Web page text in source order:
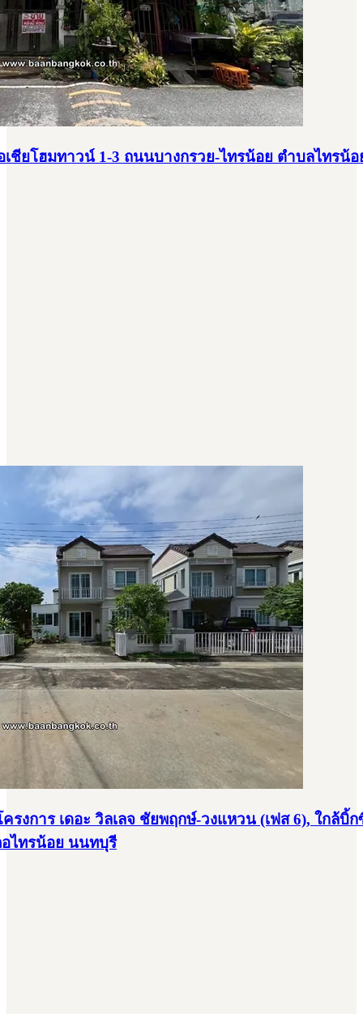
เชียโฮมทาวน์ 1-3 ถนนบางกรวย-ไทรน้อย ตำบลไทรน้
รงการ เดอะ วิลเลจ ชัยพฤกษ์-วงแหวน (เฟส 6), ใกล้บิ้
ไทรน้อย นนทบุรี